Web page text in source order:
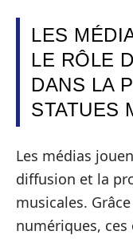
LES
LE RÔLE
DANS LA
STATUES
Les médias
diffusion et la
musicales.
numériques,